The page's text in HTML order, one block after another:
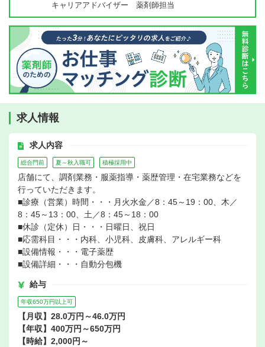
キャリアアドバイザー 薬剤師担当
求人情報
求人内容
総合門前 夏～秋入職可 積極採用中
店舗にて、調剤業務・服薬指導・薬歴管理・在宅業務などを
行っていただきます。
■診療（営業）時間・・・月火水金／8：45～19：00、木／
8：45～13：00、土／8：45～18：00
■休診（定休）日・・・日曜日、祝日
■応需科目・・・内科、小児科、皮膚科、アレルギー科
■設備情報・・・電子薬歴
■設備詳細・・・自動分包機
給与
年収650万円以上可
【月収】28.0万円～46.0万円
【年収】400万円～650万円
【時給】2,000円～